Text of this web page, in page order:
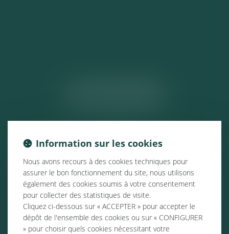
Information sur les cookies
Nous avons recours à des cookies techniques pour
assurer le bon fonctionnement du site, nous utilisons
également des cookies soumis à votre consentement
pour collecter des statistiques de visite.
Cliquez ci-dessous sur « ACCEPTER » pour accepter le
dépôt de l'ensemble des cookies ou sur « CONFIGURER
» pour choisir quels cookies nécessitant votre